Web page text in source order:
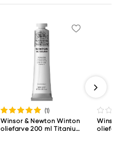
(1)
Winsor & Newton Winton
oliefarve 200 ml Titanium